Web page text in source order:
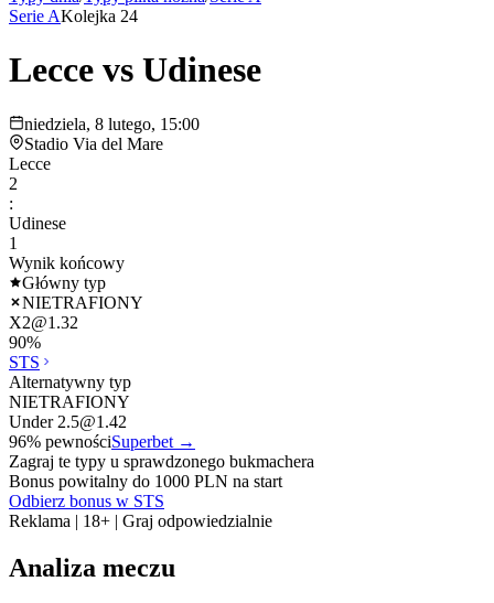
Serie AKolejka 24
Lecce vs Udinese
niedziela, 8 lutego, 15:00
Stadio Via del Mare
Lecce
2
:
Udinese
1
Wynik końcowy
Główny typ
NIETRAFIONY
X2@1.32
90%
STS
Alternatywny typ
NIETRAFIONY
Under 2.5@1.42
96% pewnościSuperbet →
Zagraj te typy u sprawdzonego bukmachera
Bonus powitalny do 1000 PLN na start
Odbierz bonus w STS
Reklama | 18+ | Graj odpowiedzialnie
Analiza meczu